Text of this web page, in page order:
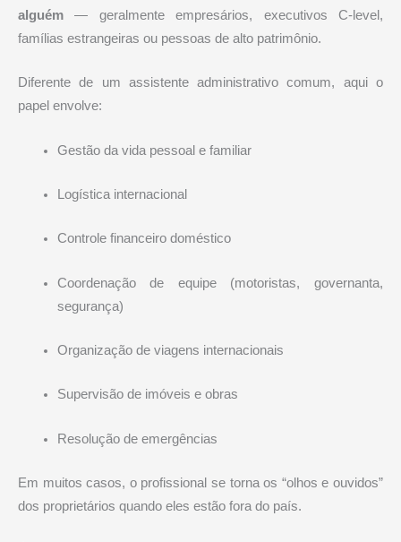
alguém — geralmente empresários, executivos C-level,
famílias estrangeiras ou pessoas de alto patrimônio.
Diferente de um assistente administrativo comum, aqui o
papel envolve:
Gestão da vida pessoal e familiar
Logística internacional
Controle financeiro doméstico
Coordenação de equipe (motoristas, governanta,
segurança)
Organização de viagens internacionais
Supervisão de imóveis e obras
Resolução de emergências
Em muitos casos, o profissional se torna os “olhos e ouvidos”
dos proprietários quando eles estão fora do país.